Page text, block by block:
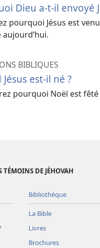
Dieu a-​t-​il envoyé
pourquoi Jésus est
BIBLIQUES
est-il né ?
pourquoi Noël est
TÉMOINS DE JÉHOVAH
Bibliothèque
La Bible
Livres
Brochures